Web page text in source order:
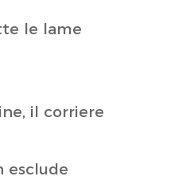
le lame
il corriere
esclude